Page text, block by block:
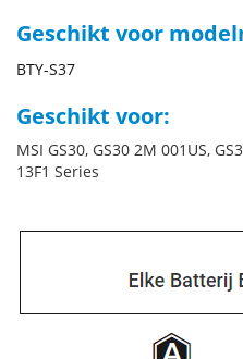
Geschikt voor
BTY-S37
Geschikt voor:
MSI GS30, GS30 2M 001US,
13F1 Series